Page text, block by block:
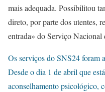
mais adequada. Possibilitou
direto, por parte dos utentes,
entrada» do Serviço Nacional
Os serviços do SNS24 foram
Desde o dia 1 de abril que
aconselhamento psicológico,